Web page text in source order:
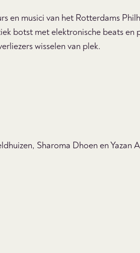
en musici van het Rotterdams
botst met elektronische beats en
wisselen van plek.
Sharoma Dhoen en Yazan